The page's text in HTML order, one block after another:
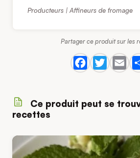
Producteurs | Affineurs de fromage
Partager ce produit sur les
Ce produit peut se
recettes